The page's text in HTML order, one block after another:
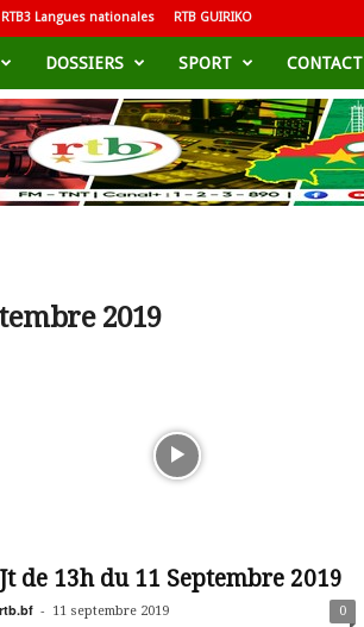
RTB3 Langues nationales RTB GUIRIKO
DOSSIERS SPORT CONTACT
2019
Jt de 13h du 11 Septembre 2019
rtb.bf - 11 septembre 2019 0